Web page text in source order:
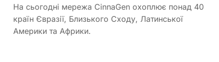
На сьогодні мережа CinnaGen охоплює понад 40
країн Євразії, Близького Сходу, Латинської
Америки та Африки.